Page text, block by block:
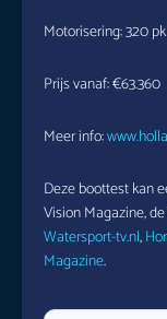
Motorisering: 320
Prijs vanaf: €63.360
Meer info:
Deze boottest kan
Vision Magazine,
Watersport-tv.nl,
Magazine.